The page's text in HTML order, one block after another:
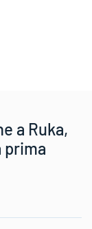
a Ruka,
prima